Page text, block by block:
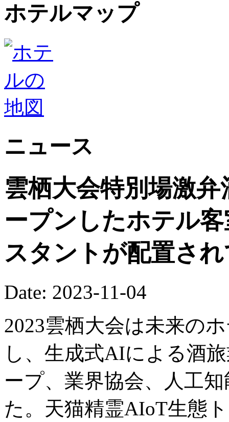
ホテルマップ
ニュース
雲栖大会特別場激
ープンしたホテル
スタントが配置さ
Date: 2023-11-04
2023雲栖大会は未来の
し、生成式AIによる酒
ープ、業界協会、人工
た。天猫精霊AIoT生態